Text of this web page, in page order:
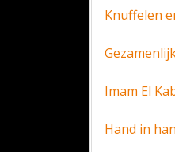
Knuffelen
Imam El
Hand in